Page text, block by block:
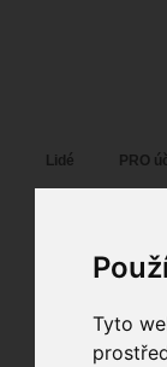
Tyto
Lidé PRO